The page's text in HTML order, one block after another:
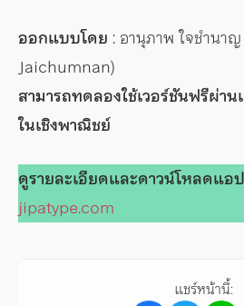
ออกแบบโดย : อานุภาพ ใจชำนา
Jaichumnan)
สามารถทดลองใช้เวอร์ชันฟรีผ่า
ในเชิงพาณิชย์
ดูรายละเอียดและดาวน์โหลดแอ
jipatype.com
แชร์หน้านี้: